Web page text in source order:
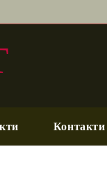
Контакти